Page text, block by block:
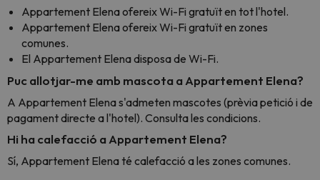
Appartement Elena ofereix Wi-Fi gratuït en tot l'hotel.
Appartement Elena ofereix Wi-Fi gratuït en zones
comunes.
El Appartement Elena disposa de Wi-Fi.
Puc allotjar-me amb mascota a Appartement Elena?
A Appartement Elena s'admeten mascotes (prèvia petició i de
pagament directe a l'hotel). Consulta les condicions.
Hi ha calefacció a Appartement Elena?
Sí, Appartement Elena té calefacció a les zones comunes.